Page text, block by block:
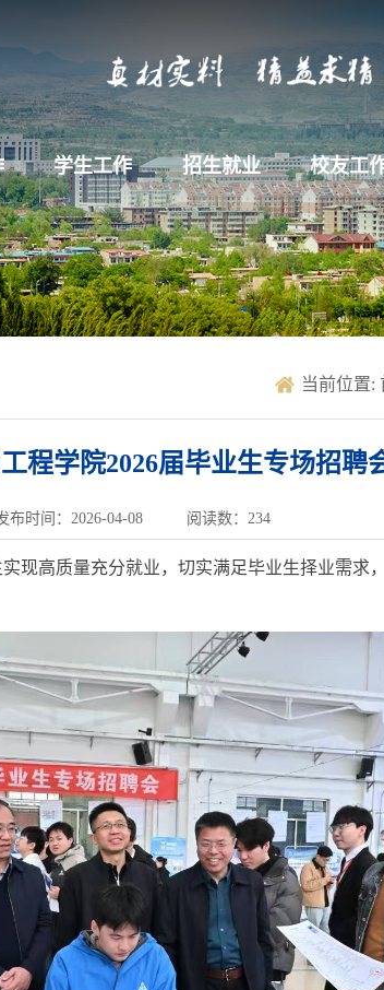
学生工作 招生就业 校友工
当前位置:
程学院2026届毕业生专场招聘
布时间：2026-04-08 阅读数： 234
现高质量充分就业，切实满足毕业生择业需求